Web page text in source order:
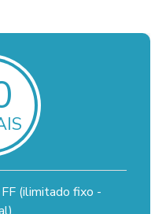
(ilimitado fixo -